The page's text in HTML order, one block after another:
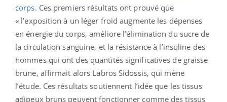
corps. Ces premiers résultats ont prouvé que
« l’exposition à un léger froid augmente les dépenses
en énergie du corps, améliore l’élimination du sucre de
la circulation sanguine, et la résistance à l’insuline des
hommes qui ont des quantités significatives de graisse
brune, affirmait alors Labros Sidossis, qui mène
l’étude. Ces résultats soutiennent l’idée que les tissus
adipeux bruns peuvent fonctionner comme des tissus